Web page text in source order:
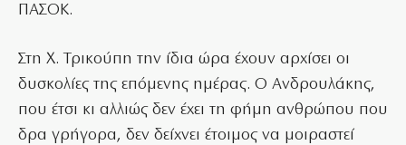
ΠΑΣΟΚ.
Στη Χ. Τρικούπη την ίδια ώρα έχουν αρχίσει οι
δυσκολίες της επόμενης ημέρας. Ο Ανδρουλάκης,
που έτσι κι αλλιώς δεν έχει τη φήμη ανθρώπου που
δρα γρήγορα, δεν δείχνει έτοιμος να μοιραστεί